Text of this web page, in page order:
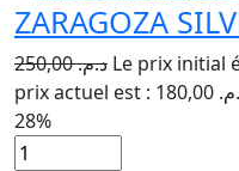
ZARAGOZA
د.م.250,00
28%